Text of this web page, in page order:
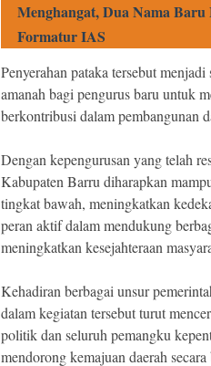
Menghangat, Dua Nama
Formatur IAS
Penyerahan pataka tersebut
amanah bagi pengurus baru untuk
berkontribusi dalam pembangunan
Dengan kepengurusan yang telah
Kabupaten Barru diharapkan
tingkat bawah, meningkatkan
peran aktif dalam mendukung
meningkatkan kesejahteraan
Kehadiran berbagai unsur
dalam kegiatan tersebut turut
politik dan seluruh pemangku
mendorong kemajuan daerah